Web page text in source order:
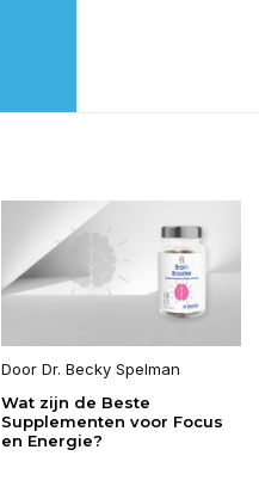
Door Dr. Becky Spelman
Wat zijn de Beste
Supplementen voor Focus
en Energie?